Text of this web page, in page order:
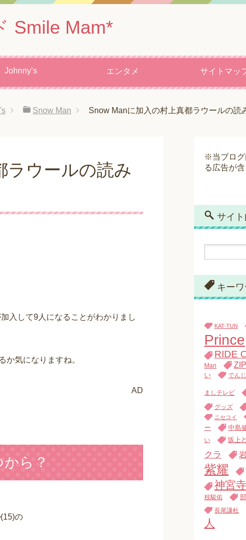
Smile Mam*
Johnny’s エンタメ サイトマッ
Snow Man Snow Manに加入の村上真都ラウールの読
ラウールの読み
入して9人になることがわかりまし
か気になりますね。
AD
ら？
(15)の
※当ブログ
る広告が
サイ
キー
KAT-TUN
Prince
RIDE
Man
ZIP
い
でん
ましテレビ
グッズ
ニセコイ
ー
中島
い
坂上
クラ
紫耀
神宮
枝駿佑
長尾謙杜
人